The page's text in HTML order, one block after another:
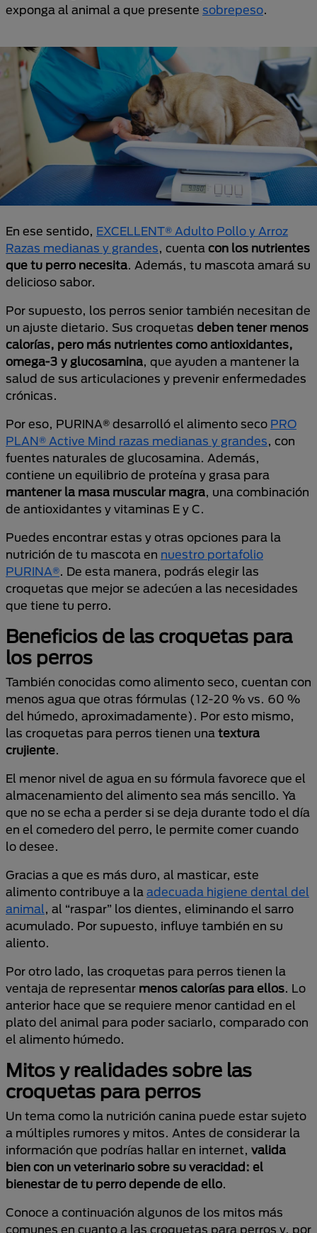
exponga al animal a que presente sobrepeso.
En ese sentido, EXCELLENT® Adulto Pollo y Arroz
Razas medianas y grandes, cuenta con los nutrientes
que tu perro necesita. Además, tu mascota amará su
delicioso sabor.
Por supuesto, los perros senior también necesitan de
un ajuste dietario. Sus croquetas deben tener menos
calorías, pero más nutrientes como antioxidantes,
omega-3 y glucosamina, que ayuden a mantener la
salud de sus articulaciones y prevenir enfermedades
crónicas.
Por eso, PURINA® desarrolló el alimento seco PRO
PLAN® Active Mind razas medianas y grandes, con
fuentes naturales de glucosamina. Además,
contiene un equilibrio de proteína y grasa para
mantener la masa muscular magra, una combinación
de antioxidantes y vitaminas E y C.
Puedes encontrar estas y otras opciones para la
nutrición de tu mascota en nuestro portafolio
PURINA®. De esta manera, podrás elegir las
croquetas que mejor se adecúen a las necesidades
que tiene tu perro.
Beneficios de las croquetas para
los perros
También conocidas como alimento seco, cuentan con
menos agua que otras fórmulas (12-20 % vs. 60 %
del húmedo, aproximadamente). Por esto mismo,
las croquetas para perros tienen una textura
crujiente.
El menor nivel de agua en su fórmula favorece que el
almacenamiento del alimento sea más sencillo. Ya
que no se echa a perder si se deja durante todo el día
en el comedero del perro, le permite comer cuando
lo desee.
Gracias a que es más duro, al masticar, este
alimento contribuye a la adecuada higiene dental del
animal, al “raspar” los dientes, eliminando el sarro
acumulado. Por supuesto, influye también en su
aliento.
Por otro lado, las croquetas para perros tienen la
ventaja de representar menos calorías para ellos. Lo
anterior hace que se requiere menor cantidad en el
plato del animal para poder saciarlo, comparado con
el alimento húmedo.
Mitos y realidades sobre las
croquetas para perros
Un tema como la nutrición canina puede estar sujeto
a múltiples rumores y mitos. Antes de considerar la
información que podrías hallar en internet, valida
bien con un veterinario sobre su veracidad: el
bienestar de tu perro depende de ello.
Conoce a continuación algunos de los mitos más
comunes en cuanto a las croquetas para perros y, por